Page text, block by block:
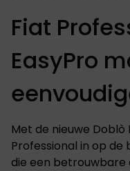
Fiat
EasyPro
Met de nieuwe Doblò
Professional in op
die een